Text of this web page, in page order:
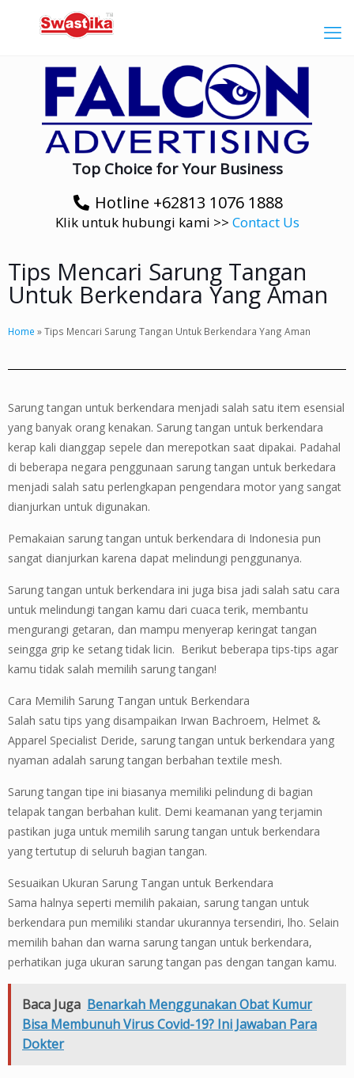
Top Choice for Your Business
Hotline +62813 1076 1888
Klik untuk hubungi kami >> Contact Us
Tips Mencari Sarung Tangan
Untuk Berkendara Yang Aman
Home »Tips Mencari Sarung Tangan Untuk Berkendara Yang Aman
Sarung tangan untuk berkendara menjadi salah satu item esensial
yang banyak orang kenakan. Sarung tangan untuk berkendara
kerap kali dianggap sepele dan merepotkan saat dipakai. Padahal
di beberapa negara penggunaan sarung tangan untuk berkedara
menjadi salah satu perlengkapan pengendara motor yang sangat
dianjurkan untuk digunakan.
Pemakaian sarung tangan untuk berkendara di Indonesia pun
sangat dianjurkan karena dapat melindungi penggunanya.
Sarung tangan untuk berkendara ini juga bisa jadi salah satu cara
untuk melindungi tangan kamu dari cuaca terik, membantu
mengurangi getaran, dan mampu menyerap keringat tangan
seingga grip ke setang tidak licin. Berikut beberapa tips-tips agar
kamu tidak salah memilih sarung tangan!
Cara Memilih Sarung Tangan untuk Berkendara
Salah satu tips yang disampaikan Irwan Bachroem, Helmet &
Apparel Specialist Deride, sarung tangan untuk berkendara yang
nyaman adalah sarung tangan berbahan textile mesh.
Sarung tangan tipe ini biasanya memiliki pelindung di bagian
telapak tangan berbahan kulit. Demi keamanan yang terjamin
pastikan juga untuk memilih sarung tangan untuk berkendara
yang tertutup di seluruh bagian tangan.
Sesuaikan Ukuran Sarung Tangan untuk Berkendara
Sama halnya seperti memilih pakaian, sarung tangan untuk
berkendara pun memiliki standar ukurannya tersendiri, lho. Selain
memilih bahan dan warna sarung tangan untuk berkendara,
perhatikan juga ukuran sarung tangan pas dengan tangan kamu.
Baca Juga Benarkah Menggunakan Obat Kumur
Bisa Membunuh Virus Covid-19? Ini Jawaban Para
Dokter